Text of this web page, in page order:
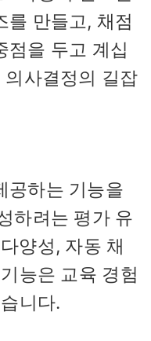
를 만들고, 채점
점을 두고 계십
사결정의 길잡
공하는 기능을
하려는 평가 유
양성, 자동 채
능은 교육 경험
니다.